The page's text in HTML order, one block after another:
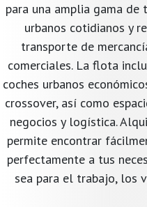
para una amplia gama de
urbanos cotidianos y
transporte de
comerciales. La flota
coches urbanos
crossover, así como
negocios y logística.
permite encontrar
perfectamente a tus
sea para el trabajo, los